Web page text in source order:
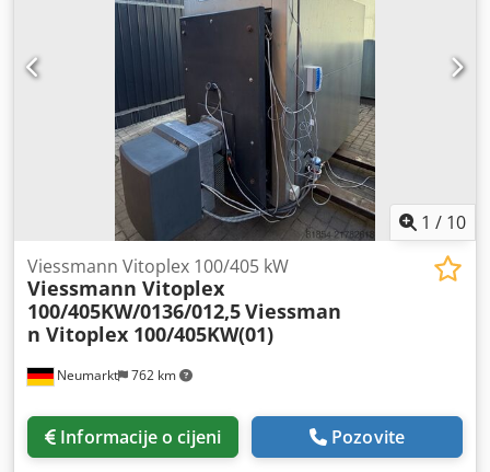
1 / 10
Neumarkt 762 km
Viessmann Vitoplex 100/405 kW
Viessmann Vitoplex
100/405KW/0136/012,5Viessman
n Vitoplex 100/405KW(01)
Informacije o cijeni Pozovite